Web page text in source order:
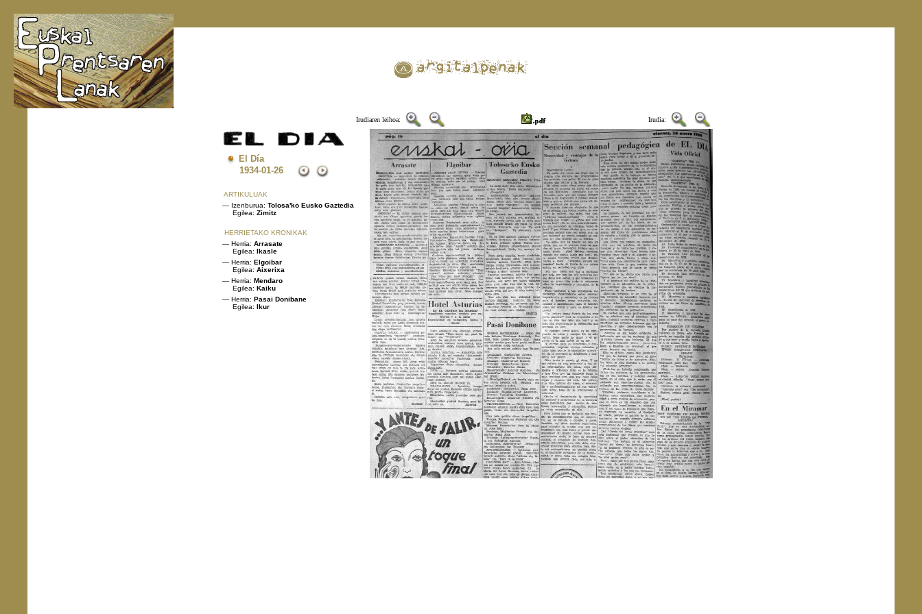
Irudiaren leihoa: Irudia:
El Día
1934-01-26
ARTIKULUAK
— Izenburua: Tolosa'ko Eusko Gaztedia
Egilea: Zimitz
HERRIETAKO KRONIKAK
— Herria: Arrasate
Egilea: Ikasle
— Herria: Elgoibar
Egilea: Aixerixa
— Herria: Mendaro
Egilea: Kaiku
— Herria: Pasai Donibane
Egilea: Ikur